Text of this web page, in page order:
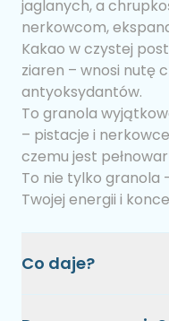
jaglanych, a
nerkowcom,
Kakao w czystej
ziaren – wnosi nutę
antyoksydantów.
To granola
– pistacje i
czemu jest
To nie tylko granola
Twojej energii i
Co daje?